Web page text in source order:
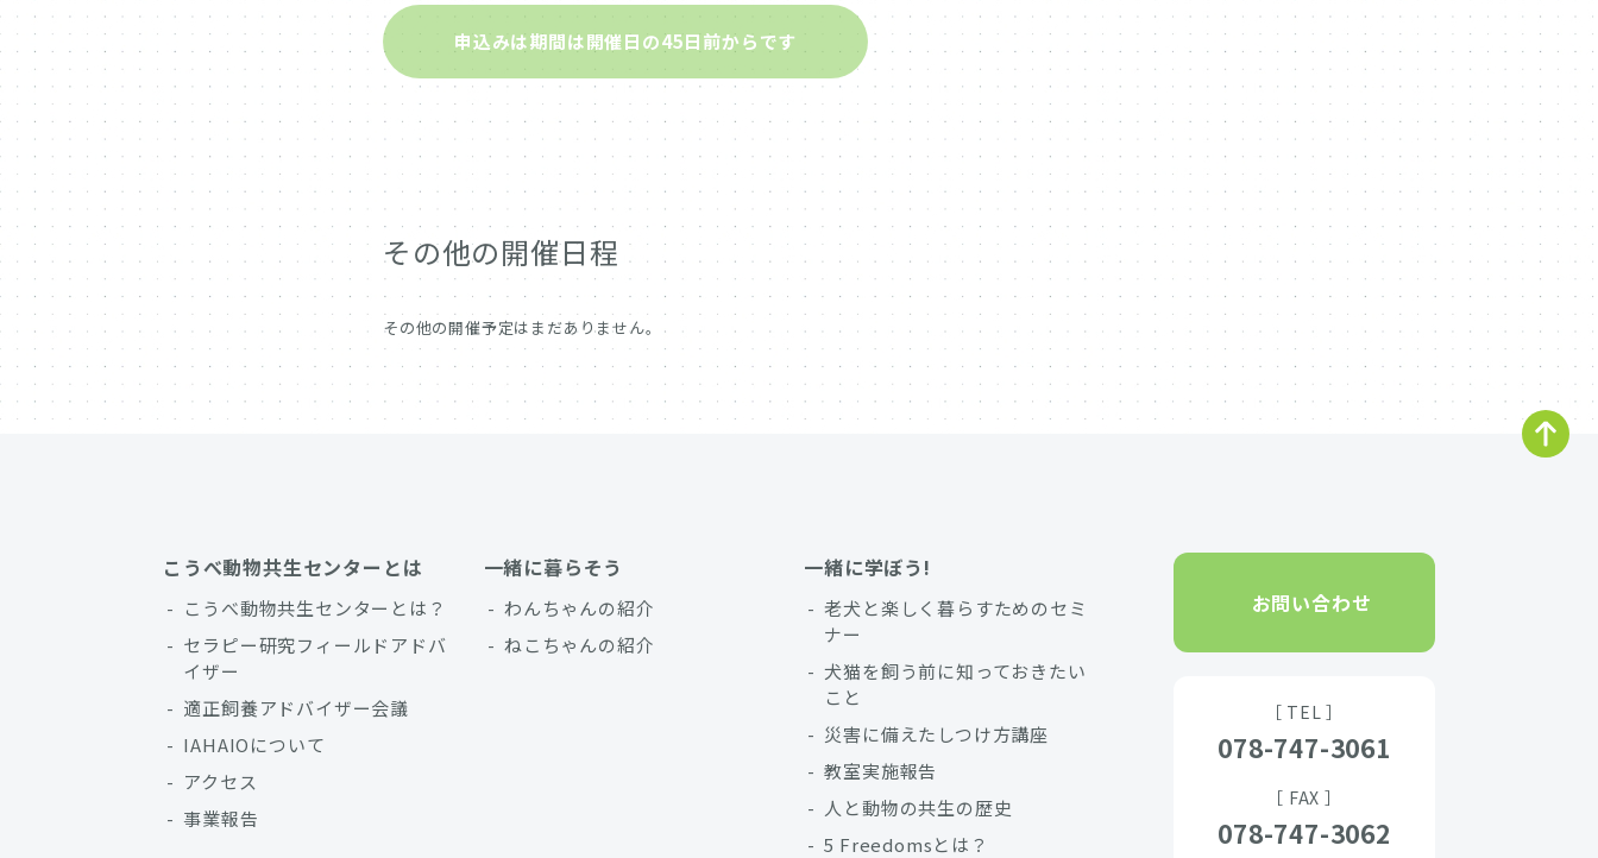
申込みは期間は開催日の45日前からです
その他の開催日程
その他の開催予定はまだありません。
こうべ動物共生センターとは
こうべ動物共生センターとは？
セラピー研究フィールドアドバ
イザー
適正飼養アドバイザー会議
IAHAIOについて
アクセス
事業報告
一緒に暮らそう
わんちゃんの紹介
ねこちゃんの紹介
一緒に学ぼう!
老犬と楽しく暮らすためのセミ
ナー
犬猫を飼う前に知っておきたい
こと
災害に備えたしつけ方講座
教室実施報告
人と動物の共生の歴史
5 Freedomsとは？
お問い合わせ
［ TEL ］
078-747-3061
［ FAX ］
078-747-3062